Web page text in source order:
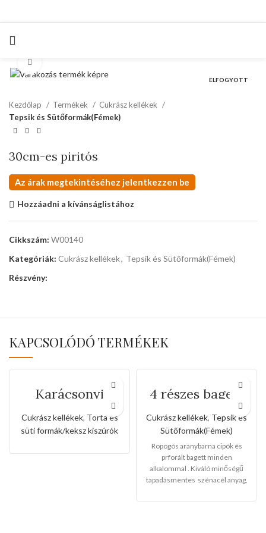
ELFOGYOTT
Kezdőlap Termékek
Cukrász kellékek
Tepsik és Sütőformák(Fémek)
30cm-es piritós
Az árak megtekintéséhez jelentkezzen be
Hozzáadni a kívánságlistához
Cikkszám: W00140
Kategóriák: Cukrász kellékek, Tepsik és Sütőformák(Fémek)
Részvény:
KAPCSOLÓDÓ TERMÉKEK
Karácsonyi
sütemény kiszúró
forma
Cukrász kellékek, Torta és
süti formák/keksz kiszúrók
4 részes bagett
Cukrász kellékek, Tepsik és
Sütőformák(Fémek)
Ropogós aranybarna cipók és
prforált bagett minden
alkalommal . Kiváló minőségű
tapadásmentes szénacél anyag,
Finom és sima krimpelő